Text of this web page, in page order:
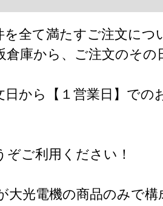
全て満たすご注文につ
倉庫から、ご注文のそ
日から【１営業日】での
ぞご利用ください！
光電機の商品のみで構